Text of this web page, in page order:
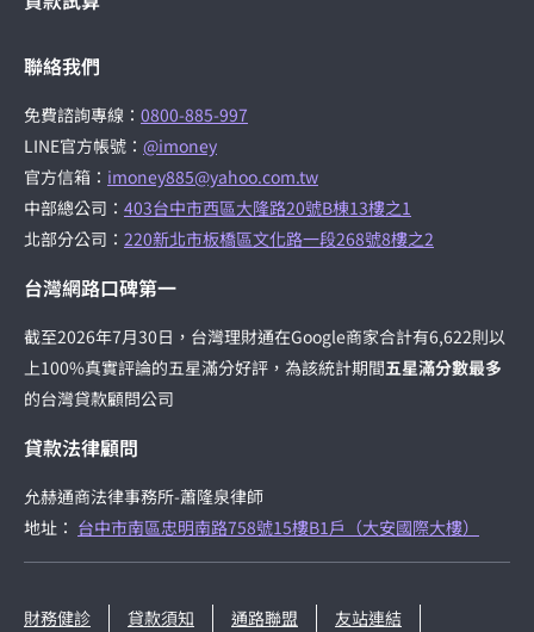
聯絡我們
免費諮詢專線： 0800-885-997
LINE官方帳號： @imoney
官方信箱： imoney885@yahoo.com.tw
中部總公司： 403台中市西區大隆路20號B棟13樓之1
北部分公司： 220新北市板橋區文化路一段268號8樓之2
台灣網路口碑第一
截至2026年7月30日，台灣理財通在Google商家合計有6,622則以
上100%真實評論的五星滿分好評，為該統計期間五星滿分數最多
的台灣貸款顧問公司
貸款法律顧問
允赫通商法律事務所-蕭隆泉律師
地址： 台中市南區忠明南路758號15樓B1戶（大安國際大樓）
財務健診 貸款須知 通路聯盟
友站連結